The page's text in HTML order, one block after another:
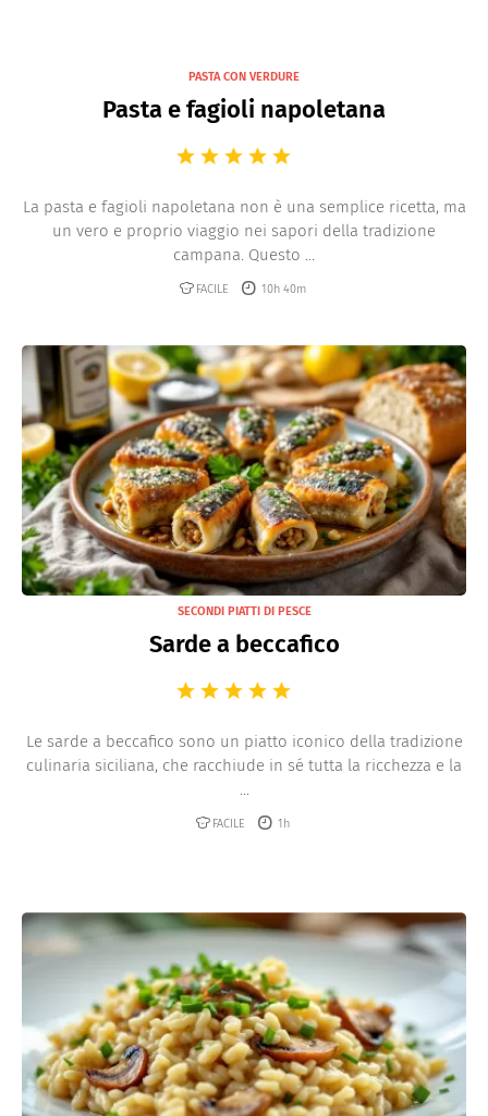
PASTA CON VERDURE
Pasta e fagioli napoletana
La pasta e fagioli napoletana non è una semplice ricetta, ma
un vero e proprio viaggio nei sapori della tradizione
campana. Questo ...
FACILE 10h 40m
SECONDI PIATTI DI PESCE
Sarde a beccafico
Le sarde a beccafico sono un piatto iconico della tradizione
culinaria siciliana, che racchiude in sé tutta la ricchezza e la
...
FACILE 1h